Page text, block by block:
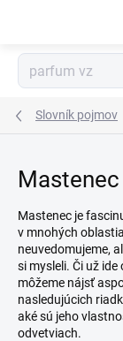
Slovník pojmov
Mastenec
Mastenec je
v mnohých
neuvedomujeme,
si mysleli. Či už
môžeme nájsť
nasledujúcich
aké sú jeho
odvetviach.